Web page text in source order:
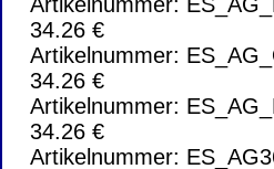
34.26 €
Artikelnummer:
34.26 €
Artikelnummer:
34.26 €
Artikelnummer: